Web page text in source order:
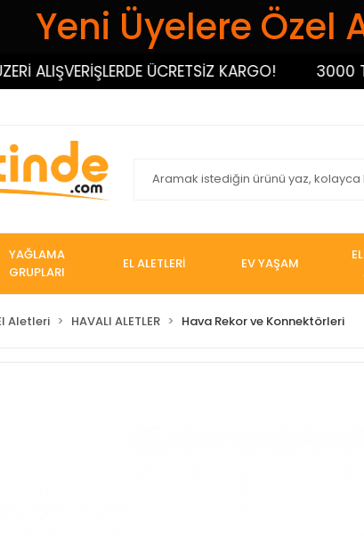
Yeni Üyelere Özel
ÜCRETSİZ KARGO! 3000 TL
YAĞLAMA
GRUPLARI
EL ALETLERİ EV YAŞAM
Aletleri HAVALI ALETLER Hava Rekor ve Konnektörleri